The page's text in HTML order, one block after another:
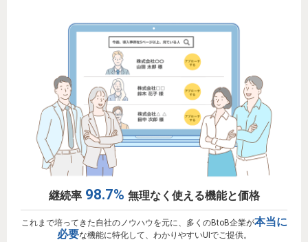
継続率 98.7% 無理なく使える機能と価格
これまで培ってきた自社のノウハウを元に、多くのBtoB企業が本当に
必要な機能に特化して、わかりやすいUIでご提供。